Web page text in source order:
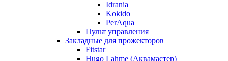
Idrania
Kokido
PerAqua
Пульт управления
Закладные для прожекторов
Fitstar
Hugo Lahme (Аквамастер)